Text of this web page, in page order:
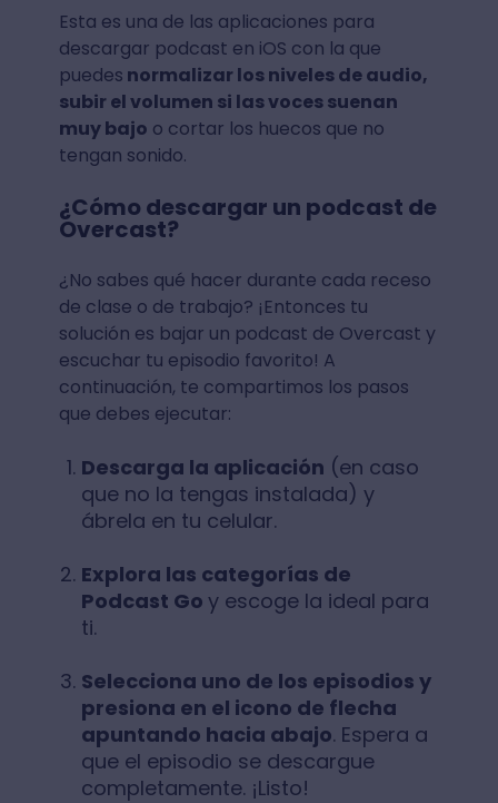
Esta es una de las aplicaciones para
descargar podcast en iOS con la que
puedes normalizar los niveles de audio,
subir el volumen si las voces suenan
muy bajo o cortar los huecos que no
tengan sonido.
¿Cómo descargar un podcast de
Overcast?
¿No sabes qué hacer durante cada receso
de clase o de trabajo? ¡Entonces tu
solución es bajar un podcast de Overcast y
escuchar tu episodio favorito! A
continuación, te compartimos los pasos
que debes ejecutar:
Descarga la aplicación (en caso
que no la tengas instalada) y
ábrela en tu celular.
Explora las categorías de
Podcast Go y escoge la ideal para
ti.
Selecciona uno de los episodios y
presiona en el icono de flecha
apuntando hacia abajo. Espera a
que el episodio se descargue
completamente. ¡Listo!